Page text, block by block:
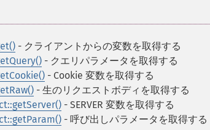
- クライアントからの変数を取得する
- クエリパラメータを取得する
- Cookie 変数を取得する
- 生のリクエストボディを取得する
- SERVER 変数を取得する
- 呼び出しパラメータを取得する